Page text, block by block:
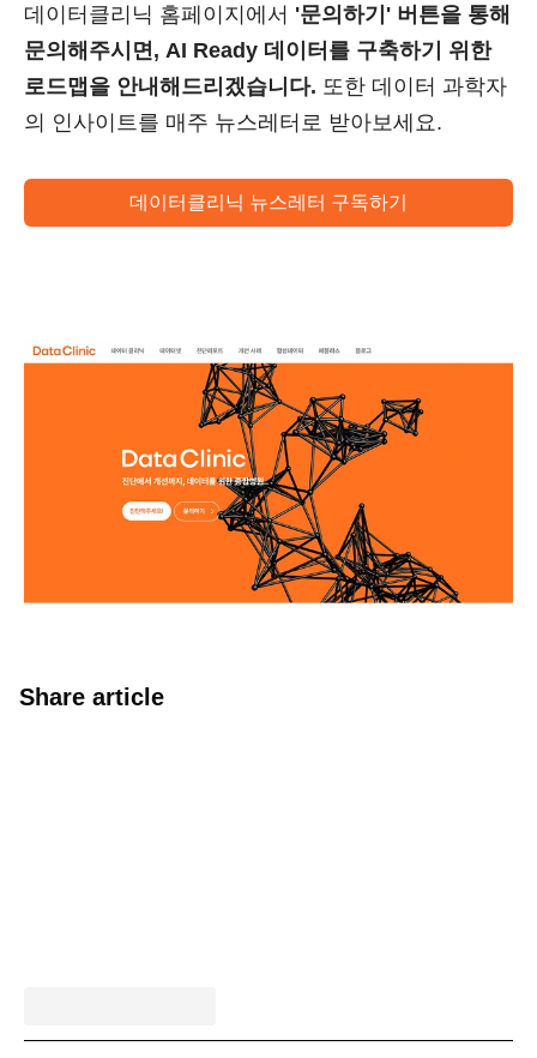
데이터클리닉 홈페이지에서 '문의하기' 버튼을 통해
문의해주시면, AI Ready 데이터를 구축하기 위한
로드맵을 안내해드리겠습니다. 또한 데이터 과학자
의 인사이트를 매주 뉴스레터로 받아보세요.
데이터클리닉 뉴스레터 구독하기
Share article